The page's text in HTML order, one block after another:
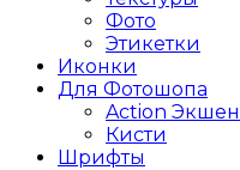
Фото
Этикетки
Иконки
Для Фотошопа
Action
Кисти
Шрифты